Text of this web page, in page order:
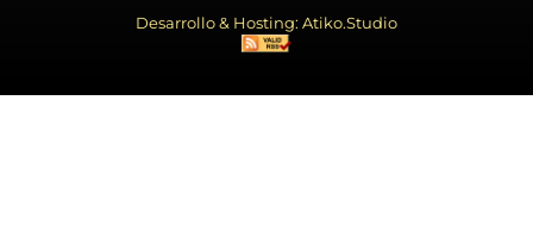
Desarrollo & Hosting: Atiko.Studio